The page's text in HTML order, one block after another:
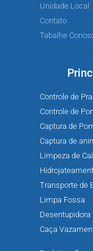
Unidade Local
Contato
Tabalhe
Controle de
Controle de
Captura de
Captura de
Limpeza de
Transporte de
Limpa Fossa
Desentupidora
Caça